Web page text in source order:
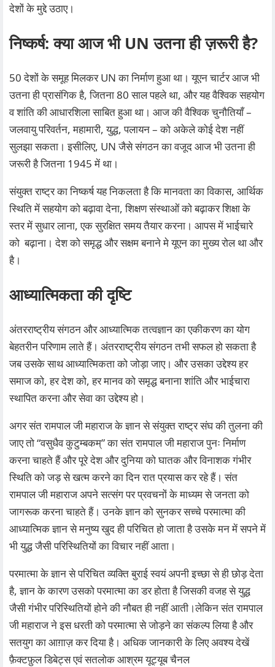
देशों के मुद्दे उठाए।
निष्कर्ष: क्या आज भी UN उतना ही ज़रूरी है?
50 देशों के समूह मिलकर UN का निर्माण हुआ था। यूएन चार्टर आज भी
उतना ही प्रासंगिक है, जितना 80 साल पहले था, और यह वैश्विक सहयोग
व शांति की आधारशिला साबित हुआ था। आज की वैश्विक चुनौतियाँ –
जलवायु परिवर्तन, महामारी, युद्ध, पलायन – को अकेले कोई देश नहीं
सुलझा सकता। इसीलिए, UN जैसे संगठन का वजूद आज भी उतना ही
जरूरी है जितना 1945 में था।
संयुक्त राष्ट्र का निष्कर्ष यह निकलता है कि मानवता का विकास, आर्थिक
स्थिति में सहयोग को बढ़ावा देना, शिक्षण संस्थाओं को बढ़ाकर शिक्षा के
स्तर में सुधार लाना, एक सुरक्षित समय तैयार करना। आपस में भाईचारे
को बढ़ाना। देश को समृद्ध और सक्षम बनाने मे यूएन का मुख्य रोल था और
है।
आध्यात्मिकता की दृष्टि
अंतरराष्ट्रीय संगठन और आध्यात्मिक तत्वज्ञान का एकीकरण का योग
बेहतरीन परिणाम लाते हैं। अंतरराष्ट्रीय संगठन तभी सफल हो सकता है
जब उसके साथ आध्यात्मिकता को जोड़ा जाए। और उसका उद्देश्य हर
समाज को, हर देश को, हर मानव को समृद्ध बनाना शांति और भाईचारा
स्थापित करना और सेवा का उद्देश्य हो।
अगर संत रामपाल जी महाराज के ज्ञान से संयुक्त राष्ट्र संघ की तुलना की
जाए तो “वसुधैव कुटुम्बकम्” का संत रामपाल जी महाराज पुनः निर्माण
करना चाहते हैं और पूरे देश और दुनिया को घातक और विनाशक गंभीर
स्थिति को जड़ से खत्म करने का दिन रात प्रयास कर रहे हैं। संत
रामपाल जी महाराज अपने सत्संग पर प्रवचनों के माध्यम से जनता को
जागरूक करना चाहते हैं। उनके ज्ञान को सुनकर सच्चे परमात्मा की
आध्यात्मिक ज्ञान से मनुष्य खुद ही परिचित हो जाता है उसके मन में सपने में
भी युद्ध जैसी परिस्थितियों का विचार नहीं आता।
परमात्मा के ज्ञान से परिचित व्यक्ति बुराई स्वयं अपनी इच्छा से ही छोड़ देता
है, ज्ञान के कारण उसको परमात्मा का डर होता है जिसकी वजह से युद्ध
जैसी गंभीर परिस्थितियों होने की नौबत ही नहीं आती।लेकिन संत रामपाल
जी महाराज ने इस धरती को परमात्मा से जोड़ने का संकल्प लिया है और
सतयुग का आग़ाज़ कर दिया है। अधिक जानकारी के लिए अवश्य देखें
फ़ैक्टफ़ुल डिबेट्स एवं सतलोक आश्रम यूट्यूब चैनल